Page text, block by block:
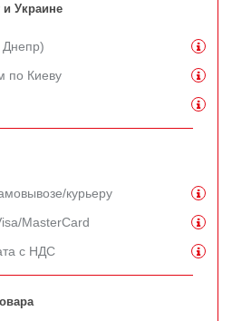
и Украине
по Киеву
курьеру
MasterCard
с НДС